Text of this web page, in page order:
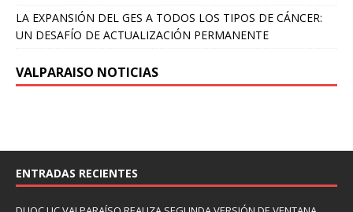
LA EXPANSIÓN DEL GES A TODOS LOS TIPOS DE CÁNCER:
UN DESAFÍO DE ACTUALIZACIÓN PERMANENTE
VALPARAISO NOTICIAS
ENTRADAS RECIENTES